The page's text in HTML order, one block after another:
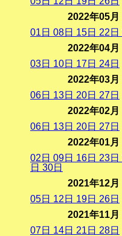
2022年05月
01 日 08日 15日 22 日
2022年04月
03日 10日 17日 24日
2022年03月
06日 13日 20日 27日
2022年02月
06日 13日 20日 27日
2022年01月
02 日 09日 16日 23日
日 30日
2021年12月
05日 12 日 19日 26日
2021年11月
07日 14日 21 日 28日